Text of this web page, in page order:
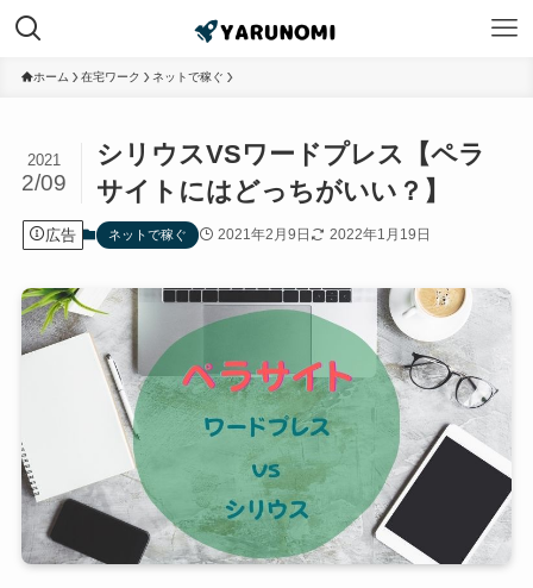
ホーム 在宅ワーク ネットで稼ぐ
シリウスVSワードプレス【ペラ
サイトにはどっちがいい？】
2021
2/09
広告 ネットで稼ぐ 2021年2月9日 2022年1月19日